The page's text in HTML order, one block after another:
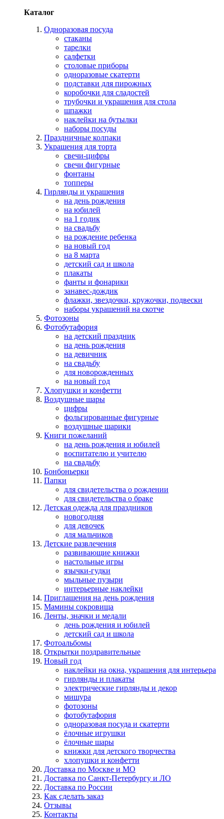
Каталог
Одноразовая посуда
стаканы
тарелки
салфетки
столовые приборы
одноразовые скатерти
подставки для пирожных
коробочки для сладостей
трубочки и украшения для стола
шпажки
наклейки на бутылки
наборы посуды
Праздничные колпаки
Украшения для торта
свечи-цифры
свечи фигурные
фонтаны
топперы
Гирлянды и украшения
на день рождения
на юбилей
на 1 годик
на свадьбу
на рождение ребенка
на новый год
на 8 марта
детский сад и школа
плакаты
фанты и фонарики
занавес-дождик
флажки, звездочки, кружочки, подвески
наборы украшений на скотче
Фотозоны
Фотобутафория
на детский праздник
на день рождения
на девичник
на свадьбу
для новорожденных
на новый год
Хлопушки и конфетти
Воздушные шары
цифры
фольгированные фигурные
воздушные шарики
Книги пожеланий
на день рождения и юбилей
воспитателю и учителю
на свадьбу
Бонбоньерки
Папки
для свидетельства о рождении
для свидетельства о браке
Детская одежда для праздников
новогодняя
для девочек
для мальчиков
Детские развлечения
развивающие книжки
настольные игры
язычки-гудки
мыльные пузыри
интерьерные наклейки
Приглашения на день рождения
Мамины сокровища
Ленты, значки и медали
день рождения и юбилей
детский сад и школа
Фотоальбомы
Открытки поздравительные
Новый год
наклейки на окна, украшения для интерьера
гирлянды и плакаты
электрические гирлянды и декор
мишура
фотозоны
фотобутафория
одноразовая посуда и скатерти
ёлочные игрушки
ёлочные шары
книжки для детского творчества
хлопушки и конфетти
Доставка по Москве и МО
Доставка по Санкт-Петербургу и ЛО
Доставка по России
Как сделать заказ
Отзывы
Контакты